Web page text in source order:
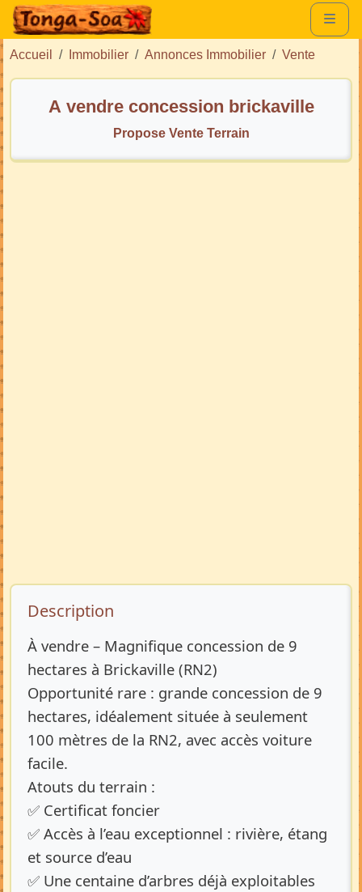
Accueil Immobilier Annonces Immobilier Vente
A vendre concession brickaville
Propose Vente Terrain
Description de l’annonce
Description
À vendre – Magnifique concession de 9
hectares à Brickaville (RN2)
Opportunité rare : grande concession de 9
hectares, idéalement située à seulement
100 mètres de la RN2, avec accès voiture
facile.
Atouts du terrain :
✅ Certificat foncier
✅ Accès à l’eau exceptionnel : rivière, étang
et source d’eau
✅ Une centaine d’arbres déjà exploitables